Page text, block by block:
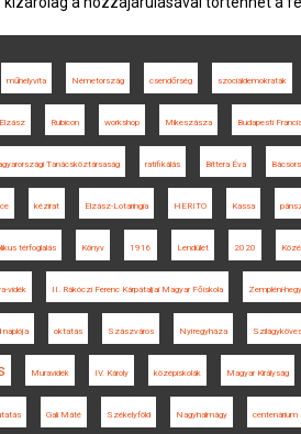
műhelyvita Németország csendőrség szociáldemokraták
Elzász Rubicon workshop Mikeszásza Budapesti
Tanácsköztársaság ratifikálás Bittera Éva
kézirat Elzász-Lotaringia HERITO Kassa
térfoglalás Könyv 1916 Lendület 2020
vidék II. Rákóczi Ferenc Kárpátaljai Magyar Főiskola Zempléni-
naplója oktatás Szászváros Nyíregyháza
Muravidék IV. Károly középiskolák Magyar Királyság
Gali Máté Székelyföld Nagyhalmágy centenárium